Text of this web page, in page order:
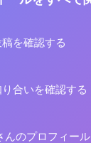
を確認する
合いを確認する
んのプロフィー